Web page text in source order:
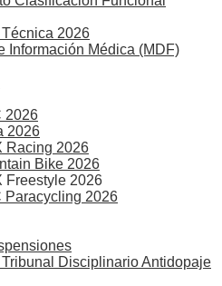
2026
Información Médica (MDF)
2026
2026
Racing 2026
Bike 2026
Freestyle 2026
Paracycling 2026
Disciplinario Antidopaje